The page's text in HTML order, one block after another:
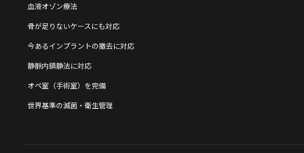
血液オゾン療法
骨が足りないケースにも対応
今あるインプラントの撤去に対応
静脈内鎮静法に対応
オペ室（手術室）を完備
世界基準の滅菌・衛生管理